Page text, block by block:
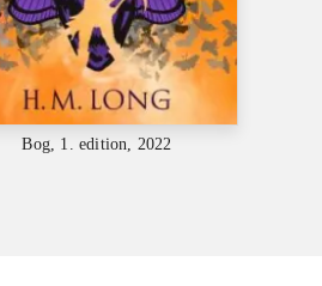
Bog, 1. edition, 2022